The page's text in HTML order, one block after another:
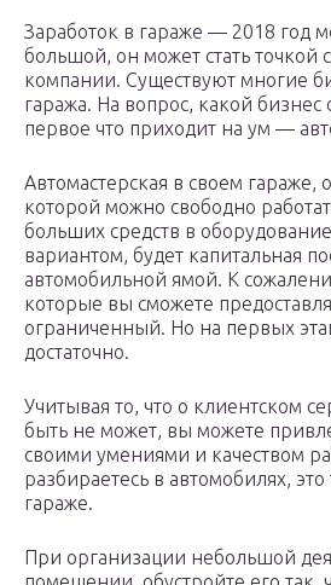
Заработок в гараже — 2018 год
большой, он может стать точкой
компании. Существуют многие
гаража. На вопрос, какой бизнес
первое что приходит на ум —
Автомастерская в своем гараже,
которой можно свободно
больших средств в
вариантом, будет капитальная
автомобильной ямой. К
которые вы сможете
ограниченный. Но на первых
достаточно.
Учитывая то, что о клиентском
быть не может, вы можете
своими умениями и качеством
разбираетесь в автомобилях, это
гараже.
При организации небольшой